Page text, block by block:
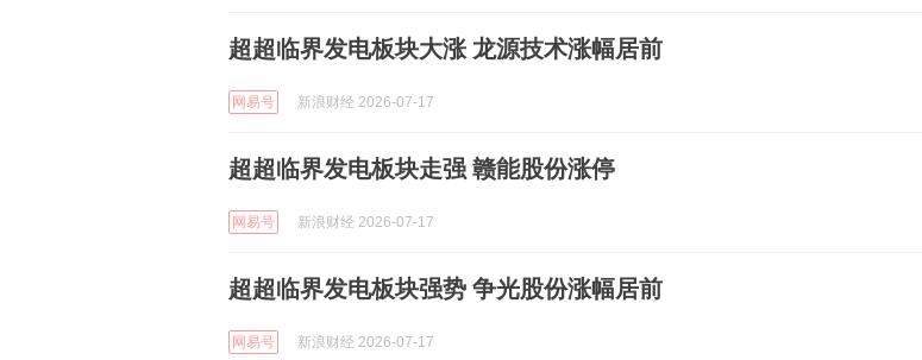
超超临界发电板块大涨 龙源技术涨幅居前
网易号 新浪财经 2026-07-17
超超临界发电板块走强 赣能股份涨停
网易号 新浪财经 2026-07-17
超超临界发电板块强势 争光股份涨幅居前
网易号 新浪财经 2026-07-17